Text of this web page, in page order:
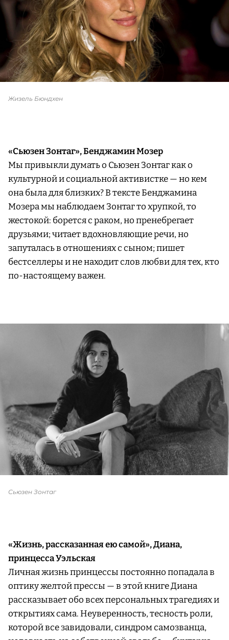
Жизель Бюндхен
«Сьюзен Зонтаг», Бенджамин Мозер
Мы привыкли думать о Сьюзен Зонтаг как о
культурной и социальной активистке — но кем
она была для близких? В тексте Бенджамина
Мозера мы наблюдаем Зонтаг то хрупкой, то
жестокой: борется с раком, но пренебрегает
друзьями; читает вдохновляющие речи, но
запуталась в отношениях с сыном; пишет
бестселлеры и не находит слов любви для тех, кто
по-настоящему важен.
Сьюзен Зонтаг
«Жизнь, рассказанная ею самой», Диана,
принцесса Уэльская
Личная жизнь принцессы постоянно попадала в
оптику желтой прессы — в этой книге Диана
рассказывает обо всех персональных трагедиях и
открытиях сама. Неуверенность, тесность роли,
которой все завидовали, синдром самозванца,